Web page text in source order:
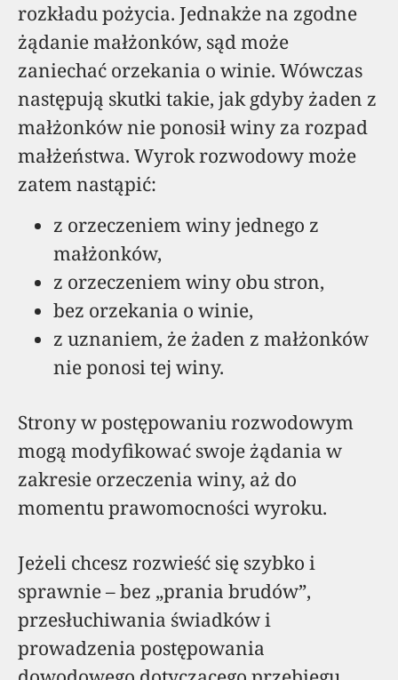
rozkładu pożycia. Jednakże na zgodne
żądanie małżonków, sąd może
zaniechać orzekania o winie. Wówczas
następują skutki takie, jak gdyby żaden z
małżonków nie ponosił winy za rozpad
małżeństwa. Wyrok rozwodowy może
zatem nastąpić:
z orzeczeniem winy jednego z
małżonków,
z orzeczeniem winy obu stron,
bez orzekania o winie,
z uznaniem, że żaden z małżonków
nie ponosi tej winy.
Strony w postępowaniu rozwodowym
mogą modyfikować swoje żądania w
zakresie orzeczenia winy, aż do
momentu prawomocności wyroku.
Jeżeli chcesz rozwieść się szybko i
sprawnie – bez „prania brudów”,
przesłuchiwania świadków i
prowadzenia postępowania